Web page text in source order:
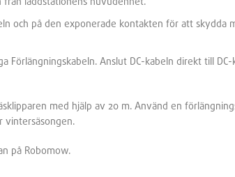
och på den exponerade kontakten för att skydda
Förlängningskabeln. Anslut DC-kabeln direkt till
med hjälp av 20 m. Använd en
vintersäsongen.
på Robomow.